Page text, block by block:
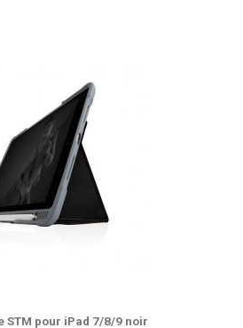
STM pour iPad 7/8/9 noir